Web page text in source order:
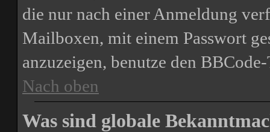
die nur nach einer Anmeldung
Mailboxen, mit einem Passwort
anzuzeigen, benutze den
Nach oben
Was sind globale